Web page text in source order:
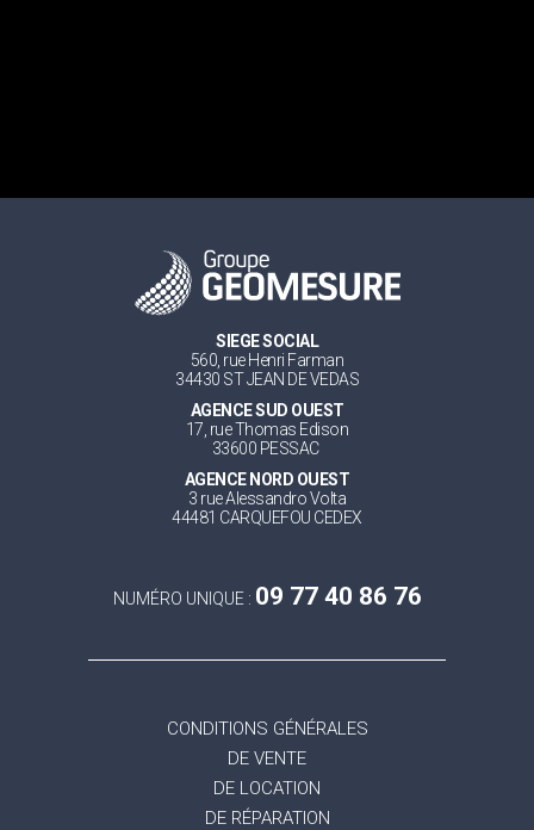
SIEGE SOCIAL
560, rue Henri Farman
34430 ST JEAN DE VEDAS
AGENCE SUD OUEST
17, rue Thomas Edison
33600 PESSAC
AGENCE NORD OUEST
3 rue Alessandro Volta
44481 CARQUEFOU CEDEX
NUMÉRO UNIQUE : 09 77 40 86 76
CONDITIONS GÉNÉRALES
DE VENTE
DE LOCATION
DE RÉPARATION